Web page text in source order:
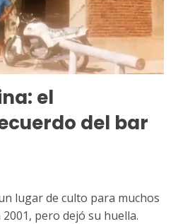
el
del bar
lugar de culto para muchos
pero dejó su huella.